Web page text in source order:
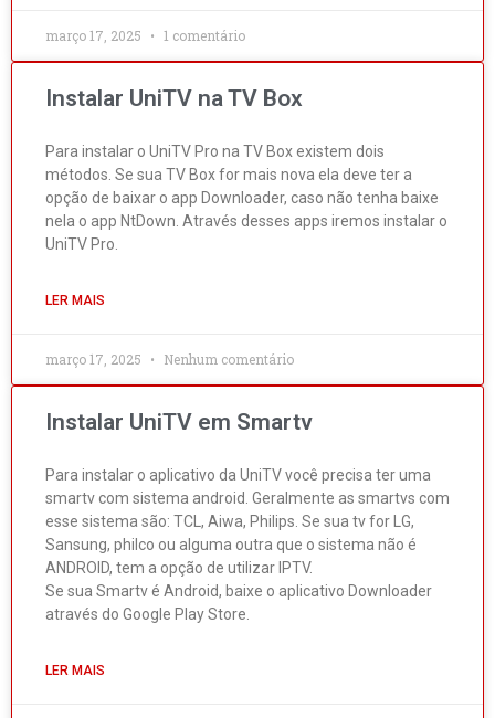
março 17, 2025 1 comentário
Instalar UniTV na TV Box
Para instalar o UniTV Pro na TV Box existem dois
métodos. Se sua TV Box for mais nova ela deve ter a
opção de baixar o app Downloader, caso não tenha baixe
nela o app NtDown. Através desses apps iremos instalar o
UniTV Pro.
LER MAIS
março 17, 2025 Nenhum comentário
Instalar UniTV em Smartv
Para instalar o aplicativo da UniTV você precisa ter uma
smartv com sistema android. Geralmente as smartvs com
esse sistema são: TCL, Aiwa, Philips. Se sua tv for LG,
Sansung, philco ou alguma outra que o sistema não é
ANDROID, tem a opção de utilizar IPTV.
Se sua Smartv é Android, baixe o aplicativo Downloader
através do Google Play Store.
LER MAIS